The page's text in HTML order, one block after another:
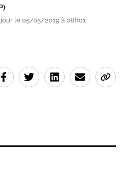
le 05/05/2019 à 08h01